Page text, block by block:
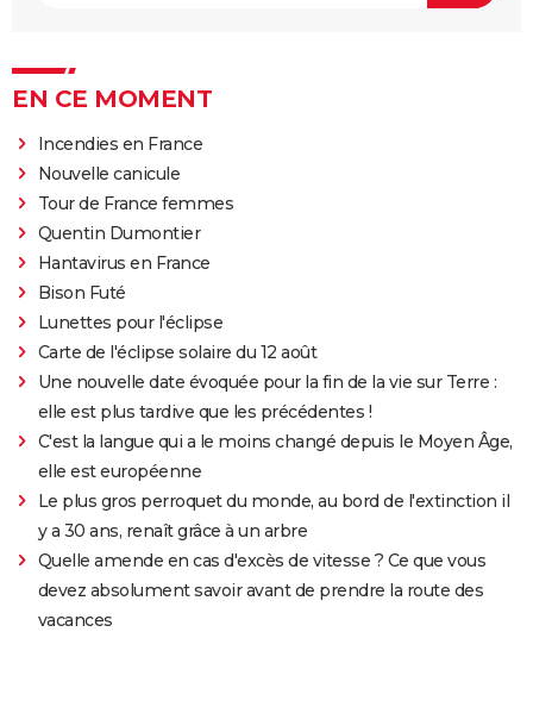
EN CE MOMENT
Incendies en France
Nouvelle canicule
Tour de France femmes
Quentin Dumontier
Hantavirus en France
Bison Futé
Lunettes pour l'éclipse
Carte de l'éclipse solaire du 12 août
Une nouvelle date évoquée pour la fin de la vie sur Terre :
elle est plus tardive que les précédentes !
C'est la langue qui a le moins changé depuis le Moyen Âge,
elle est européenne
Le plus gros perroquet du monde, au bord de l'extinction il
y a 30 ans, renaît grâce à un arbre
Quelle amende en cas d'excès de vitesse ? Ce que vous
devez absolument savoir avant de prendre la route des
vacances